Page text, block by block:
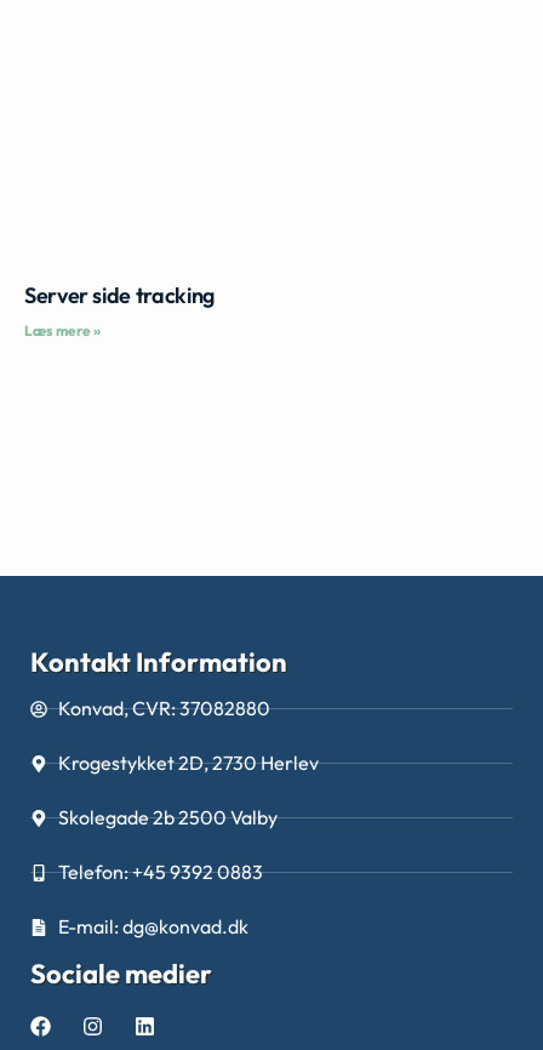
Server side tracking
Læs mere »
Kontakt Information
Konvad, CVR: 37082880
Krogestykket 2D, 2730 Herlev
Skolegade 2b 2500 Valby
Telefon: +45 9392 0883
E-mail: dg@konvad.dk
Sociale medier